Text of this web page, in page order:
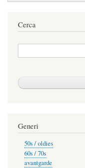
Cerca
Generi
50s / oldies
60s / 70s
avantgarde